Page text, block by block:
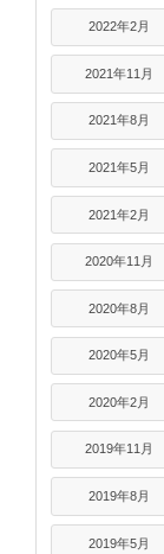
2022年2月
2021年11月
2021年8月
2021年5月
2021年2月
2020年11月
2020年8月
2020年5月
2020年2月
2019年11月
2019年8月
2019年5月